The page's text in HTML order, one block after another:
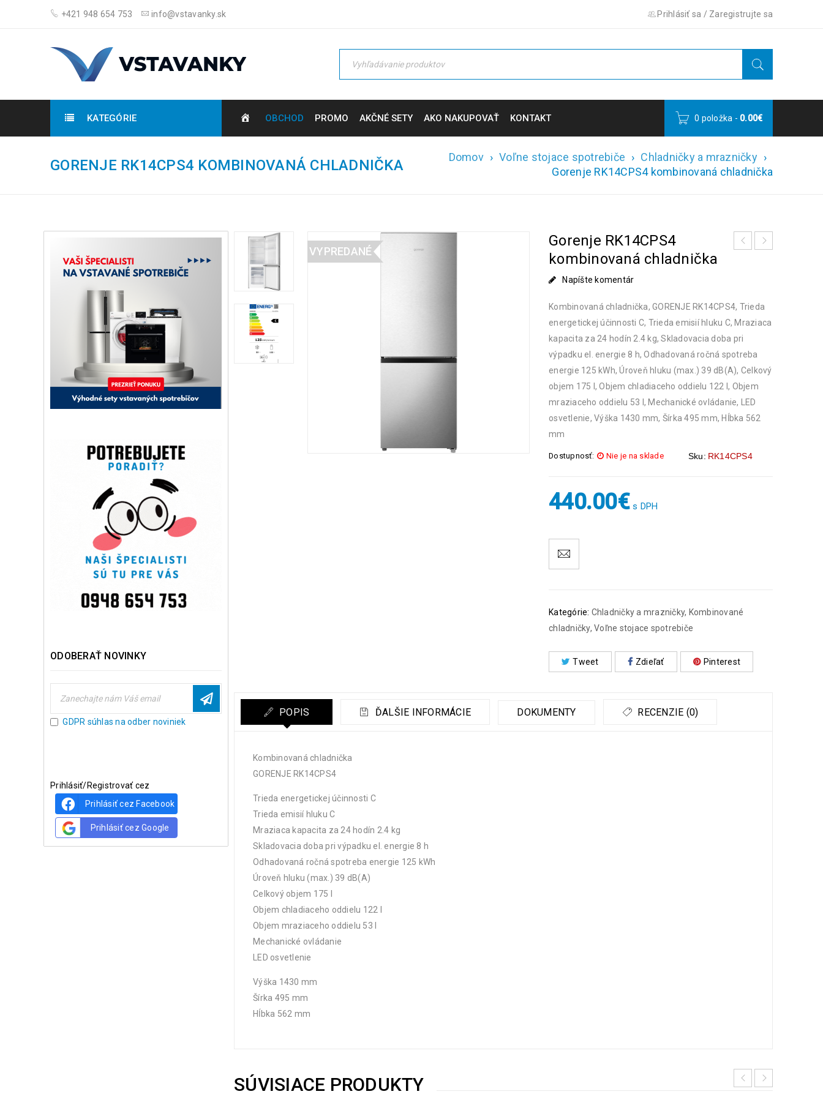
+421 948 654 753 info@vstavanky.sk Prihlásiť sa / Zaregistrujte sa
KATEGÓRIE OBCHOD PROMO AKČNÉ SETY AKO NAKUPOVAŤ KONTAKT 0 položka - 0.00€
GORENJE RK14CPS4 KOMBINOVANÁ CHLADNIČKA Domov › Voľne stojace spotrebiče › Chladničky a mrazničky ›
Gorenje RK14CPS4 kombinovaná chladnička
ODOBERAŤ NOVINKY
GDPR súhlas na odber noviniek
Prihlásiť/Registrovať cez
Prihlásiť cez Facebook
Prihlásiť cez Google
VYPREDANÉ
Gorenje RK14CPS4
kombinovaná chladnička
Napíšte komentár
Kombinovaná chladnička, GORENJE RK14CPS4, Trieda
energetickej účinnosti C, Trieda emisií hluku C, Mraziaca
kapacita za 24 hodín 2.4 kg, Skladovacia doba pri
výpadku el. energie 8 h, Odhadovaná ročná spotreba
energie 125 kWh, Úroveň hluku (max.) 39 dB(A), Celkový
objem 175 l, Objem chladiaceho oddielu 122 l, Objem
mraziaceho oddielu 53 l, Mechanické ovládanie, LED
osvetlenie, Výška 1430 mm, Šírka 495 mm, Hĺbka 562
mm
Dostupnosť: Nie je na sklade Sku: RK14CPS4
440.00€ s DPH
Kategórie: Chladničky a mrazničky, Kombinované
chladničky, Voľne stojace spotrebiče
Tweet Zdieľať Pinterest
POPIS ĎALŠIE INFORMÁCIE DOKUMENTY RECENZIE (0)
Kombinovaná chladnička
GORENJE RK14CPS4
Trieda energetickej účinnosti C
Trieda emisií hluku C
Mraziaca kapacita za 24 hodín 2.4 kg
Skladovacia doba pri výpadku el. energie 8 h
Odhadovaná ročná spotreba energie 125 kWh
Úroveň hluku (max.) 39 dB(A)
Celkový objem 175 l
Objem chladiaceho oddielu 122 l
Objem mraziaceho oddielu 53 l
Mechanické ovládanie
LED osvetlenie
Výška 1430 mm
Šírka 495 mm
Hĺbka 562 mm
SÚVISIACE PRODUKTY